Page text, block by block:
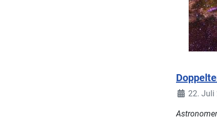
22. Juli